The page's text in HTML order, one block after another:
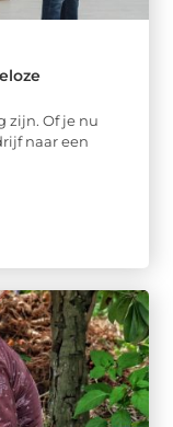
zijn. Of je nu
naar een